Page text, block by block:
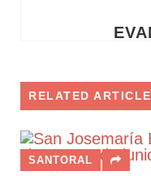
RELATED ARTICLE
SANTORAL